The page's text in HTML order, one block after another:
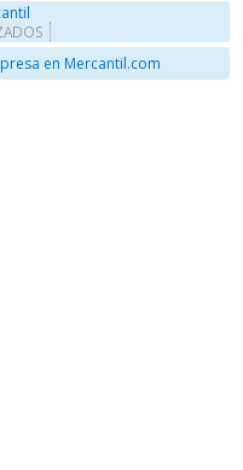
en Mercantil.com